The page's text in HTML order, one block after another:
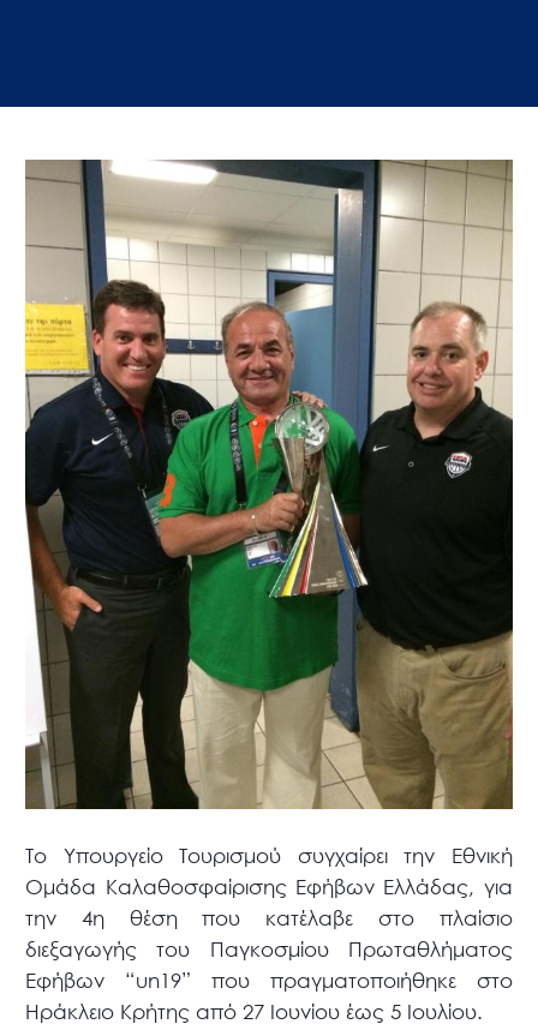
Το Υπουργείο Τουρισμού συγχαίρει την Εθνική
Ομάδα Καλαθοσφαίρισης Εφήβων Ελλάδας, για
την 4η θέση που κατέλαβε στο πλαίσιο
διεξαγωγής του Παγκοσμίου Πρωταθλήματος
Εφήβων “un19” που πραγματοποιήθηκε στο
Ηράκλειο Κρήτης από 27 Ιουνίου έως 5 Ιουλίου.